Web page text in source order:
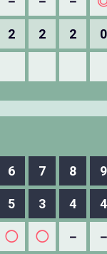
2 2 2 0
6 7 8 9
5 3 4 4
◯ ◯ －